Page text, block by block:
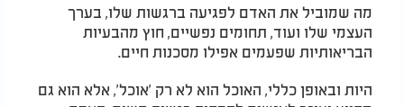
מה שמוביל את האדם לפגיעה ברגשות שלו, בערך
העצמי שלו ועוד, תחומים נפשיים, חוץ מהבעיות
הבריאותיות שפעמים אפילו מסכנות חיים.
היות ובאופן כללי, האוכל הוא לא רק 'אוכל', אלא הוא גם